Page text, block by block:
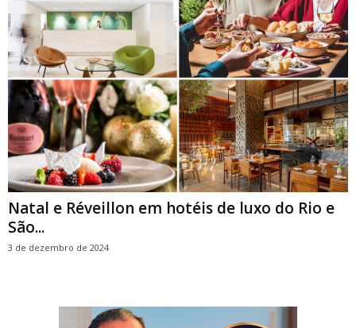
Natal e Réveillon em hotéis de luxo do Rio e
São...
3 de dezembro de 2024